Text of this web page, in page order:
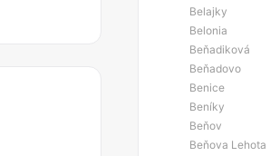
Belajky
Belonia
Beňadiková
Beňadovo
Benice
Beníky
Beňov
Beňova Lehota